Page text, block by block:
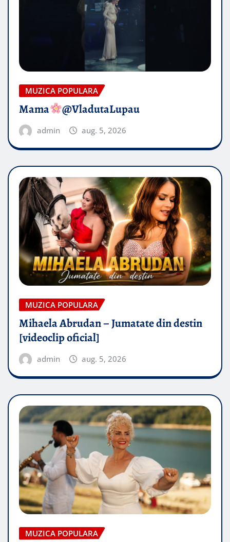
MUZICA POPULARA
Mama @VladutaLupau
admin aug. 5, 2026
MUZICA POPULARA
Mihaela Abrudan – Jumatate din destin
[videoclip oficial]
admin aug. 5, 2026
MUZICA POPULARA